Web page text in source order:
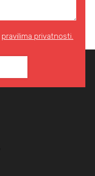
pravilima privatnosti.